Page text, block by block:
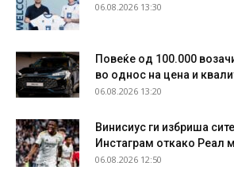
06.08.2026 13:30
Повеќе од 100.000
во однос на цена и
06.08.2026 13:20
Винисиус ги избриша
Инстаграм откако Реал
06.08.2026 12:50